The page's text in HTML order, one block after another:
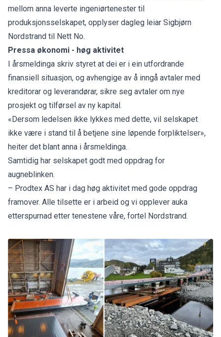
mellom anna leverte ingeniørtenester til
produksjonsselskapet, opplyser dagleg leiar Sigbjørn
Nordstrand til Nett No.
Pressa økonomi - høg aktivitet
I årsmeldinga skriv styret at dei er i ein utfordrande
finansiell situasjon, og avhengige av å inngå avtaler med
kreditorar og leverandørar, sikre seg avtaler om nye
prosjekt og tilførsel av ny kapital.
«Dersom ledelsen ikke lykkes med dette, vil selskapet
ikke være i stand til å betjene sine løpende forpliktelser»,
heiter det blant anna i årsmeldinga.
Samtidig har selskapet godt med oppdrag for
augneblinken.
– Prodtex AS har i dag høg aktivitet med gode oppdrag
framover. Alle tilsette er i arbeid og vi opplever auka
etterspurnad etter tenestene våre, fortel Nordstrand.